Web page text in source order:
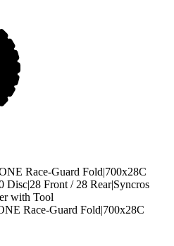
Race-Guard Fold|700x28C
Disc|28 Front / 28 Rear|Syncros
with Tool
Race-Guard Fold|700x28C